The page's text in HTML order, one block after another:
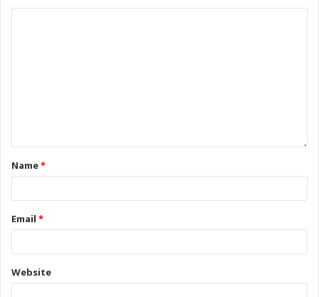
Name*
Email *
Website